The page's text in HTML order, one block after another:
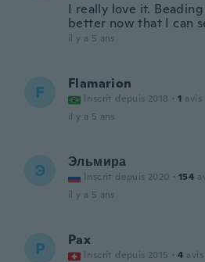
I really love it.
better now that I can
il y a 5 ans
F Flamarion
Inscrit depuis 2018 · 1 avis
il y a 5 ans
Э Эльмира
Inscrit depuis 2020 · 154
il y a 5 ans
P Pax
Inscrit depuis 2015 · 4 avis